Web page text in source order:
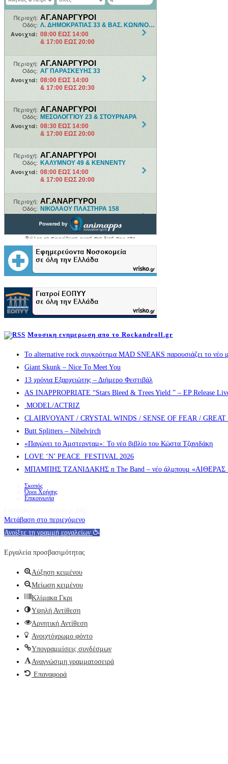
Μουσικη ενημερωση απο το Rockandroll.gr
Το alternative rock συγκρότημα MAD SNEAKS παρουσιάζει το νέο
Giant Skunk – Nice To Meet You
13 χρόνια Εξαρχειώτης – Διήμερο Φεστιβάλ
AS INAPPROPRIATE “Stars Bleed & Trees Yield ” – EP Release
MODEL/ACTRIZ
CLAIRVOYANT / CRYSTAL WINDS / SENSE OF FEAR /
Butt Splitters – Nibelvirch
«Παγώνει το Άμστερνταμ»: Το νέο βιβλίο του Κώστα Τζανιδάκη
LOVE ‘N’ PEACE FESTIVAL 2026
ΜΠΑΜΠΗΣ ΤΖΑΝΙΔΑΚΗΣ n The Band – νέο άλμπουμ «ΑΙΘΕΡΑΣ »
Σκοπός
Όροι Χρήσης
Επικοινωνία
Μετάβαση στο περιεχόμενο
Ανοίξτε τη γραμμή εργαλείων
Εργαλεία προσβασιμότητας
Αύξηση κειμένου
Μείωση κειμένου
Κλίμακα Γκρι
Υψηλή Αντίθεση
Αρνητική Αντίθεση
Ανοιχτόχρωμο φόντο
Υπογραμμίσεις συνδέσμων
Αναγνώσιμη γραμματοσειρά
Επαναφορά